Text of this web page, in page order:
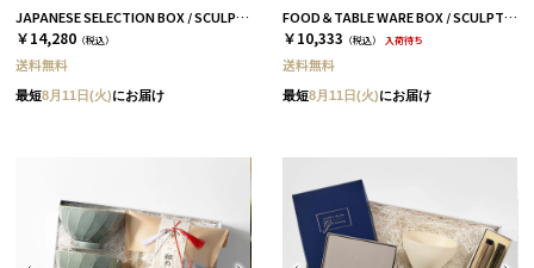
JAPANESE SELECTION BOX / SCULPTURE / セージグリーン / さくら＆ウォルナット
￥14,280 （税込）
送料無料
最短8月11日(火)にお届け
FOOD＆TABLE WARE BOX / SCULPTURE / お米+箸 / ありがとう米 / さくら＆ウォルナット
￥10,333 （税込） 入荷待ち
送料無料
最短8月11日(火)にお届け